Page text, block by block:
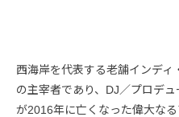
西海岸を代表する老舗インディ
の主宰者であり、DJ／プロデ
が2016年に亡くなった偉大な